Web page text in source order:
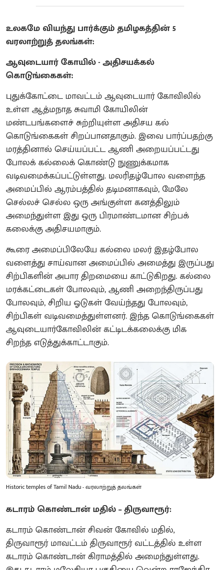
உலகமே வியந்து பார்க்கும் தமிழகத்தின் 5
வரலாற்றுத் தலங்கள்:
ஆவுடையார் கோயில் - அதிசயக்கல்
கொடுங்கைகள்:
புதுக்கோட்டை மாவட்டம் ஆவுடையார் கோவிலில்
உள்ள ஆத்மநாத சுவாமி கோயிலின்
மண்டபங்களைச் சுற்றியுள்ள அதிசய கல்
கொடுங்கைகள் சிறப்பானதாகும். இவை பார்ப்பதற்கு
மரத்தினால் செய்யப்பட்ட ஆணி அறையப்பட்டது
போலக் கல்லைக் கொண்டு நுணுக்கமாக
வடிவமைக்கப்பட்டுள்ளது. மலரிதழ்போல வளைந்த
அமைப்பில் ஆரம்பத்தில் தடிமனாகவும், மேலே
செல்லச் செல்ல ஒரு அங்குள்ள கனத்திலும்
அமைந்துள்ள இது ஒரு பிரமாண்டமான சிற்பக்
கலைக்கு அதிசயமாகும்.
கூரை அமைப்பிலேயே கல்லை மலர் இதழ்போல
வளைத்து சாய்வான அமைப்பில் அமைத்து இருப்பது
சிற்பிகளின் அபார திறமையை காட்டுகிறது. கல்லை
மரக்கட்டைகள் போலவும், ஆணி அறைந்திருப்பது
போலவும், சிறிய ஓடுகள் வேய்ந்தது போலவும்,
சிற்பிகள் வடிவமைத்துள்ளனர். இந்த கொடுங்கைகள்
ஆவுடையார்கோவிலின் கட்டிடக்கலைக்கு மிக
சிறந்த எடுத்துக்காட்டாகும்.
Historic temples of Tamil Nadu - வரலாற்றுத் தலங்கள்
கடாரம் கொண்டான் மதில் – திருவாரூர்:
கடாரம் கொண்டான் சிவன் கோவில் மதில்,
திருவாரூர் மாவட்டம் திருவாரூர் வட்டத்தில் உள்ள
கடாரம் கொண்டான் கிராமத்தில் அமைந்துள்ளது.